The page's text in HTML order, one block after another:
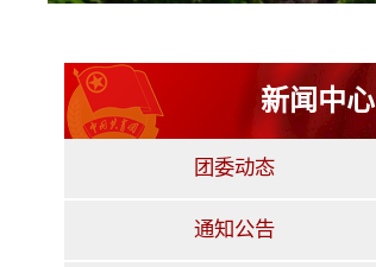
新闻中心
团委动态
通知公告